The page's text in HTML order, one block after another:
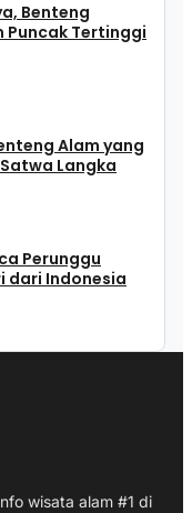
Benteng
Puncak Tertinggi
Alam yang
Langka
Perunggu
dari Indonesia
wisata alam #1 di